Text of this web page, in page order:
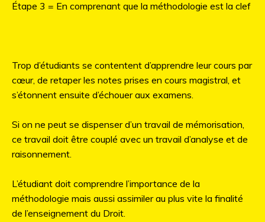
Étape 3 = En comprenant que la méthodologie est la clef
Trop d’étudiants se contentent d’apprendre leur cours par
cœur, de retaper les notes prises en cours magistral, et
s’étonnent ensuite d’échouer aux examens.
Si on ne peut se dispenser d’un travail de mémorisation,
ce travail doit être couplé avec un travail d’analyse et de
raisonnement.
L’étudiant doit comprendre l’importance de la
méthodologie mais aussi assimiler au plus vite la finalité
de l’enseignement du Droit.